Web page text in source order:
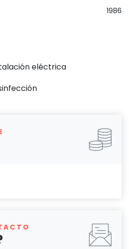
1986
eléctrica